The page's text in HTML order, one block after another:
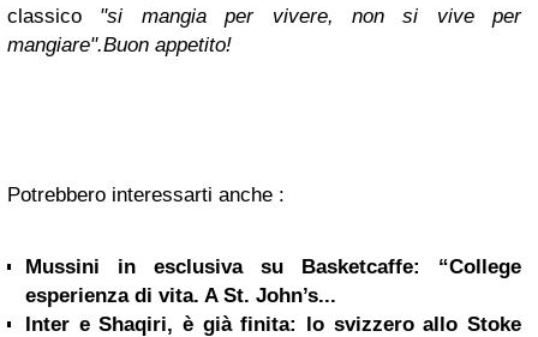
classico "si mangia per vivere, non si vive per
mangiare".Buon appetito!
Potrebbero interessarti anche :
Mussini in esclusiva su Basketcaffe: “College
esperienza di vita. A St. John’s...
Inter e Shaqiri, è già finita: lo svizzero allo Stoke